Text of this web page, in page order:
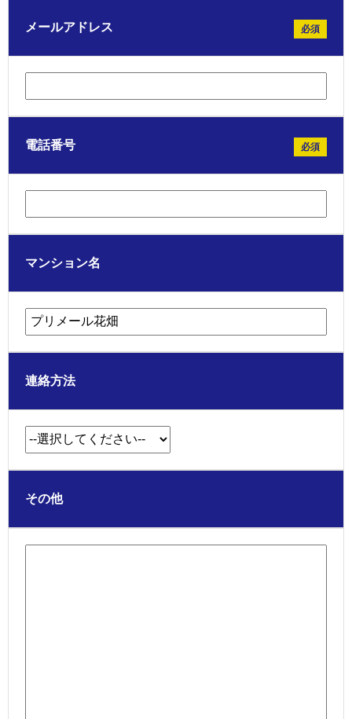
メールアドレス 必須
電話番号 必須
マンション名
連絡方法
その他